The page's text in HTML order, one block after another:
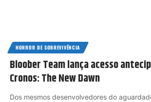
HORROR DE SOBREVIVÊNCIA
Bloober Team lança acesso
Cronos: The New Dawn
Dos mesmos desenvolvedores do